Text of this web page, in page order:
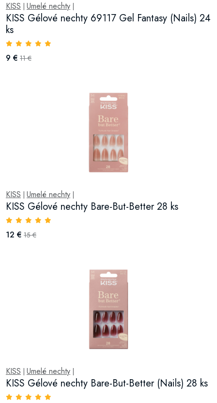
KISS Umelé nechty
KISS Gélové nechty 69117 Gel Fantasy (Nails) 24
ks
9 € 11 €
KISS Umelé nechty
KISS Gélové nechty Bare-But-Better 28 ks
12 € 15 €
KISS Umelé nechty
KISS Gélové nechty Bare-But-Better (Nails) 28 ks